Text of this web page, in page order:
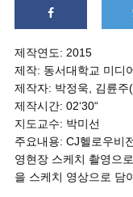
제작연도: 2015
제작: 동서대학교 미디
제작자: 박정욱, 김륜주
제작시간: 02‘30“
지도교수: 박미선
주요내용: CJ헬로우비
영현장 스케치 촬영으
을 스케치 영상으로 담